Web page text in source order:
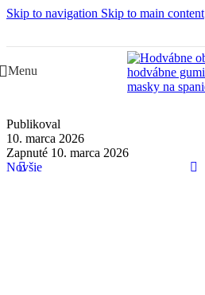
Skip to navigation Skip to main content
Menu
Publikoval
10. marca 2026
Zapnuté 10. marca 2026
Novšie